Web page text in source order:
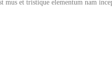
mus et tristique elementum nam